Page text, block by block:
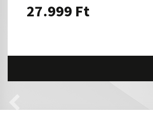
27.999 Ft